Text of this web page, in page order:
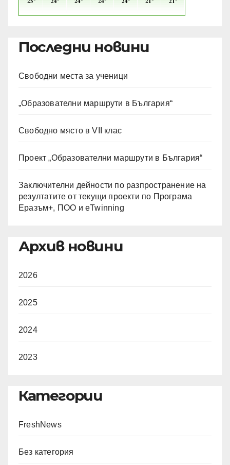
Последни новини
Свободни места за ученици
„Образователни маршрути в България“
Свободно място в VII клас
Проект „Образователни маршрути в България“
Заключителни дейности по разпространение на
резултатите от текущи проекти по Програма
Еразъм+, ПОО и eTwinning
Архив новини
2026
2025
2024
2023
Категории
FreshNews
Без категория